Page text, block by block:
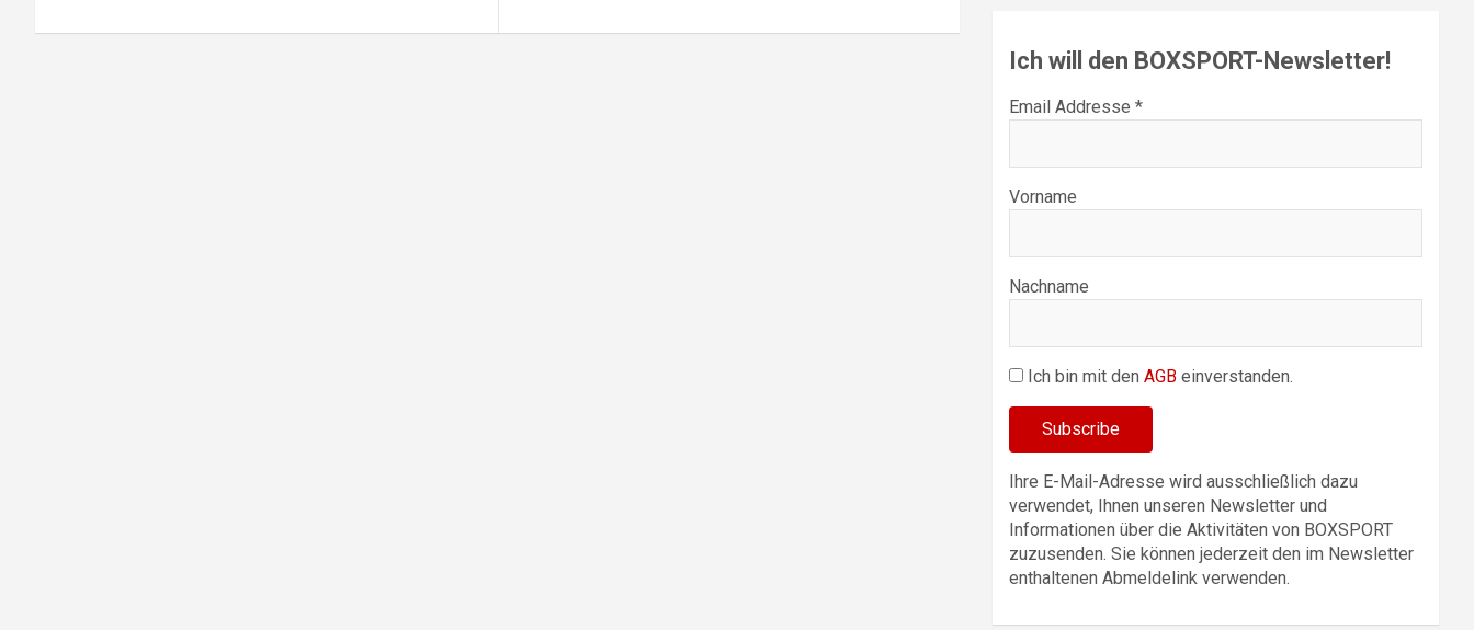
Ich will den BOXSPORT-Newsletter!
Email Addresse *
Vorname
Nachname
Ich bin mit denAGB einverstanden.
Ihre E-Mail-Adresse wird ausschließlich dazu
verwendet, Ihnen unseren Newsletter und
Informationen über die Aktivitäten von BOXSPORT
zuzusenden. Sie können jederzeit den im Newsletter
enthaltenen Abmeldelink verwenden.